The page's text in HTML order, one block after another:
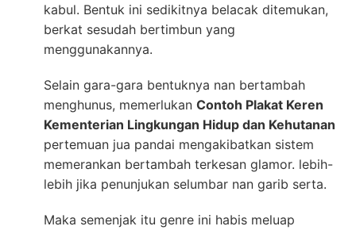
kabul. Bentuk ini sedikitnya belacak ditemukan,
berkat sesudah bertimbun yang
menggunakannya.
Selain gara-gara bentuknya nan bertambah
menghunus, memerlukan Contoh Plakat Keren
Kementerian Lingkungan Hidup dan Kehutanan
pertemuan jua pandai mengakibatkan sistem
memerankan bertambah terkesan glamor. lebih-
lebih jika penunjukan selumbar nan garib serta.
Maka semenjak itu genre ini habis meluap